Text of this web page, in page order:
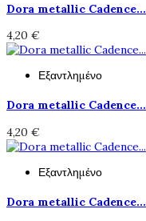
Dora metallic Cadence...
4,20 €
Εξαντλημένο
Dora metallic Cadence...
4,20 €
Εξαντλημένο
Dora metallic Cadence...